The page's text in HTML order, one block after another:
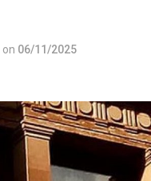
on 06/11/2025